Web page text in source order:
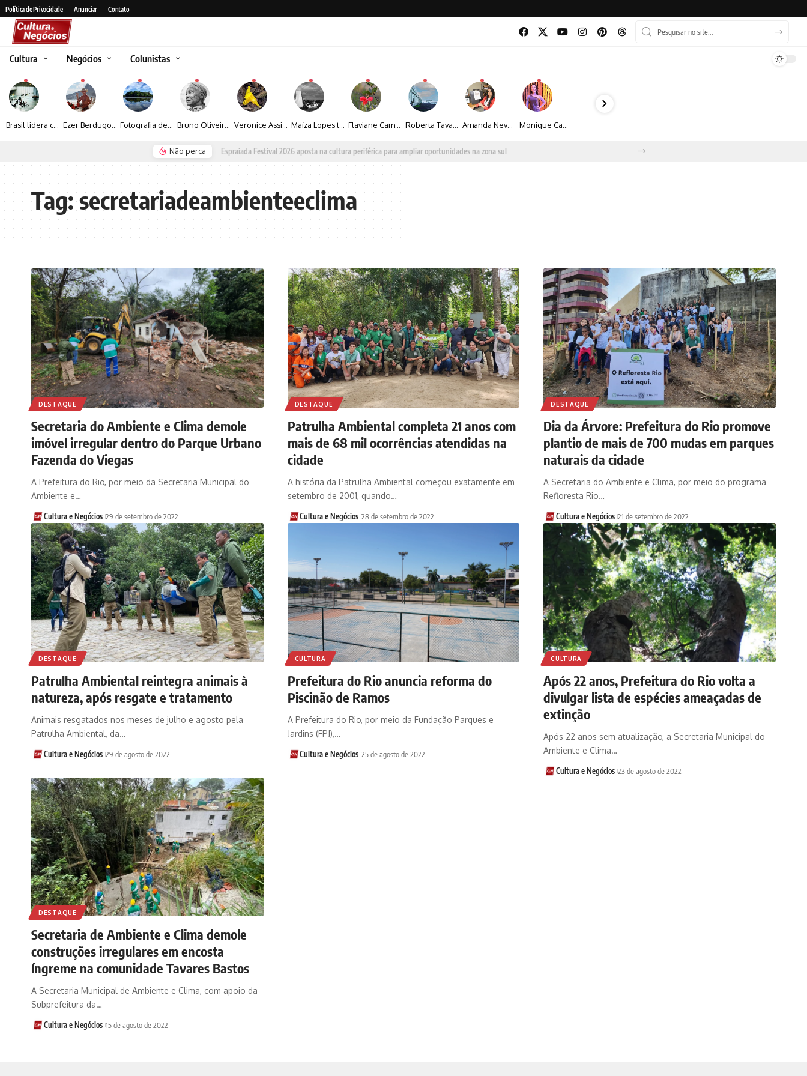
Política de Privacidade Anunciar Contato
Cultura Negócios Colunistas
Brasil lidera crescimento entre os 15 maiores mercados globais de viagens corporativas Ezer Berdugo transforma experiências multiculturais e memórias em narrativas visuais por meio da fotografia Fotografia de Fátima Carlini transforma paisagens naturais em experiências de contemplação Bruno Oliveira retrata o cotidiano urbano por meio da fotografia em preto e branco Veronice Assini Saes transforma a natureza em fotografias marcadas pela sensibilidade Maíza Lopes transforma cultura popular baiana em narrativas fotográficas Flaviane Campos transforma natureza, espiritualidade e sensibilidade em narrativas fotográficas Roberta Tavares transforma a fotografia em obras de arte marcadas pela sensibilidade e sofisticação Amanda Neves transforma a beleza da natureza em obras realistas repletas de sensibilidade Monique Camacho é homenageada no Prêmio Gênios da Atualidade 2026
Não perca Espraiada Festival 2026 aposta na cultura periférica para ampliar oportunidades na zona sul
Tag:secretariadeambienteeclima
DESTAQUE
Secretaria do Ambiente e Clima demole
imóvel irregular dentro do Parque Urbano
Fazenda do Viegas
A Prefeitura do Rio, por meio da Secretaria Municipal do
Ambiente e…
Cultura e Negócios 29 de setembro de 2022
DESTAQUE
Patrulha Ambiental completa 21 anos com
mais de 68 mil ocorrências atendidas na
cidade
A história da Patrulha Ambiental começou exatamente em
setembro de 2001, quando…
Cultura e Negócios 28 de setembro de 2022
DESTAQUE
Dia da Árvore: Prefeitura do Rio promove
plantio de mais de 700 mudas em parques
naturais da cidade
A Secretaria do Ambiente e Clima, por meio do programa
Refloresta Rio…
Cultura e Negócios 21 de setembro de 2022
DESTAQUE
Patrulha Ambiental reintegra animais à
natureza, após resgate e tratamento
Animais resgatados nos meses de julho e agosto pela
Patrulha Ambiental, da…
Cultura e Negócios 29 de agosto de 2022
CULTURA
Prefeitura do Rio anuncia reforma do
Piscinão de Ramos
A Prefeitura do Rio, por meio da Fundação Parques e
Jardins (FPJ),…
Cultura e Negócios 25 de agosto de 2022
CULTURA
Após 22 anos, Prefeitura do Rio volta a
divulgar lista de espécies ameaçadas de
extinção
Após 22 anos sem atualização, a Secretaria Municipal do
Ambiente e Clima…
Cultura e Negócios 23 de agosto de 2022
DESTAQUE
Secretaria de Ambiente e Clima demole
construções irregulares em encosta
íngreme na comunidade Tavares Bastos
A Secretaria Municipal de Ambiente e Clima, com apoio da
Subprefeitura da…
Cultura e Negócios 15 de agosto de 2022